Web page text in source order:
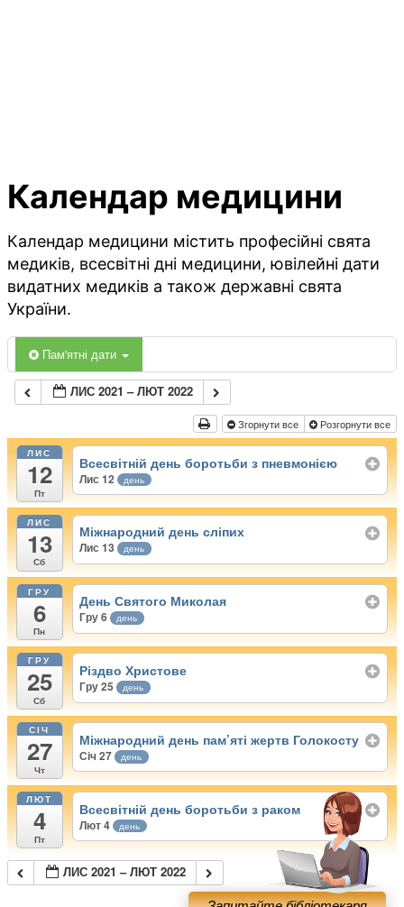
Календар медицини
Календар медицини містить професійні свята
медиків, всесвітні дні медицини, ювілейні дати
видатних медиків а також державні свята
України.
Пам'ятні дати
ЛИС 2021 – ЛЮТ 2022
Згорнути все Розгорнути все
ЛИС
12
Пт
Всесвітній день боротьби з пневмонією
Лис 12 день
ЛИС
13
Сб
Міжнародний день сліпих
Лис 13 день
ГРУ
6
Пн
День Святого Миколая
Гру 6 день
ГРУ
25
Сб
Різдво Христове
Гру 25 день
СІЧ
27
Чт
Міжнародний день пам’яті жертв Голокосту
Січ 27 день
ЛЮТ
4
Пт
Всесвітній день боротьби з раком
Лют 4 день
ЛИС 2021 – ЛЮТ 2022